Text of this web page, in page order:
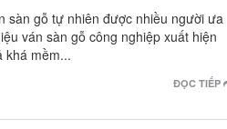
sàn gỗ tự nhiên được nhiều người ưa
ván sàn gỗ công nghiệp xuất hiện
khá mềm...
ĐỌC TIẾP